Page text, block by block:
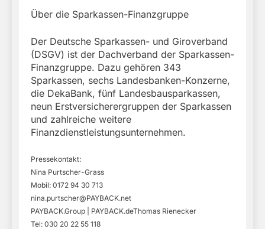
Über die Sparkassen-Finanzgruppe
Der Deutsche Sparkassen- und Giroverband
(DSGV) ist der Dachverband der Sparkassen-
Finanzgruppe. Dazu gehören 343
Sparkassen, sechs Landesbanken-Konzerne,
die DekaBank, fünf Landesbausparkassen,
neun Erstversicherergruppen der Sparkassen
und zahlreiche weitere
Finanzdienstleistungsunternehmen.
Pressekontakt:
Nina Purtscher-Grass
Mobil: 0172 94 30 713
nina.purtscher@PAYBACK.net
PAYBACK.Group | PAYBACK.deThomas Rienecker
Tel: 030 20 22 55 118